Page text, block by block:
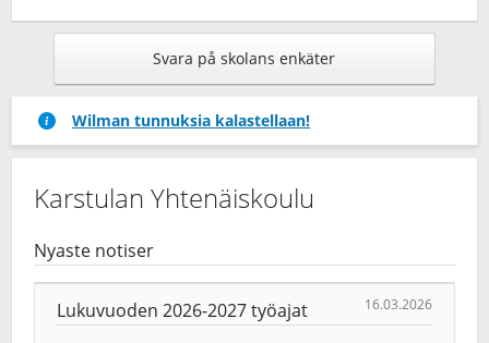
Svara på skolans enkäter
Wilman tunnuksia kalastellaan!
Karstulan Yhtenäiskoulu
Nyaste notiser
Lukuvuoden 2026-2027 työajat 16.03.2026